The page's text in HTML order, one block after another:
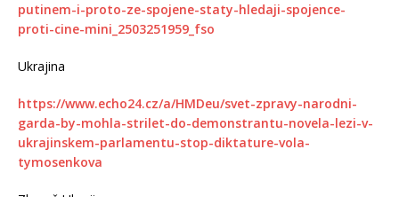
putinem-i-proto-ze-spojene-staty-hledaji-spojence-
proti-cine-mini_2503251959_fso
Ukrajina
https://www.echo24.cz/a/HMDeu/svet-zpravy-narodni-
garda-by-mohla-strilet-do-demonstrantu-novela-lezi-v-
ukrajinskem-parlamentu-stop-diktature-vola-
tymosenkova